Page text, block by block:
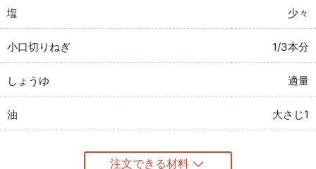
塩 少々
小口切りねぎ 1/3本分
しょうゆ 適量
油 大さじ1
注文できる材料